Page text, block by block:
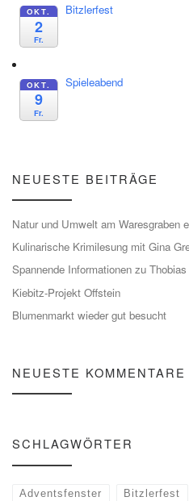
OKT.
2
Fr.
Bitzlerfest
OKT.
9
Fr.
Spieleabend
NEUESTE BEITRÄGE
Natur und Umwelt am Waresgraben
Kulinarische Krimilesung mit Gina
Spannende Informationen zu
Kiebitz-Projekt Offstein
Blumenmarkt wieder gut besucht
NEUESTE KOMMENTARE
SCHLAGWÖRTER
Adventsfenster Bitzlerfest